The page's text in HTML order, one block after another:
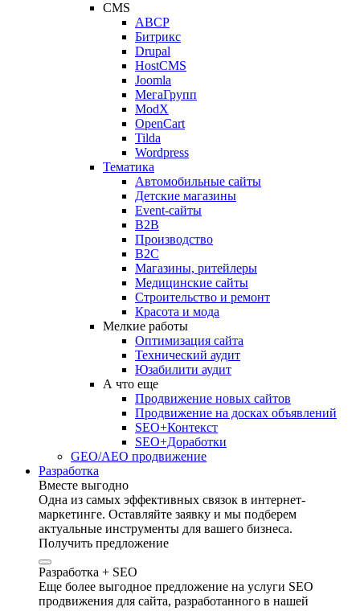
CMS
ABCP
Битрикс
Drupal
HostCMS
Joomla
МегаГрупп
ModX
OpenCart
Tilda
Wordpress
Тематика
Автомобильные сайты
Детские магазины
Event-сайты
B2B
Производство
B2C
Магазины, ритейлеры
Медицинские сайты
Строительство и ремонт
Красота и мода
Мелкие работы
Оптимизация сайта
Технический аудит
Юзабилити аудит
А что еще
Продвижение новых сайтов
Продвижение на досках объявлений
SEO+Контекст
SEO+Доработки
GEO/AEO продвижение
Разработка
Вместе выгодно
Одна из самых эффективных связок в интернет-
маркетинге. Оставляйте заявку и мы подберем
актуальные инструменты для вашего бизнеса.
Получить предложение
Разработка + SEO
Еще более выгодное предложение на услуги SEO
продвижения для сайта, разработанного в нашей